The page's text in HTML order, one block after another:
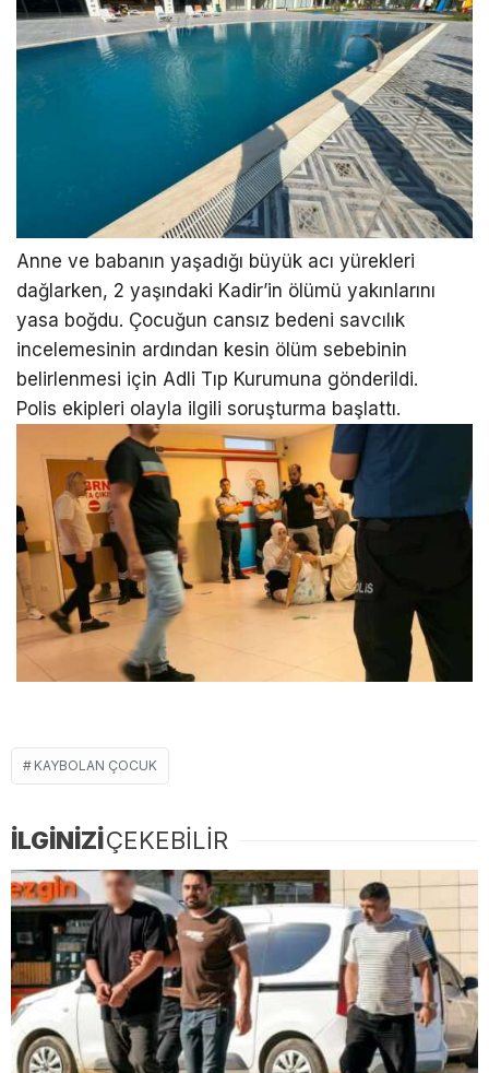
Anne ve babanın yaşadığı büyük acı yürekleri
dağlarken, 2 yaşındaki Kadir’in ölümü yakınlarını
yasa boğdu. Çocuğun cansız bedeni savcılık
incelemesinin ardından kesin ölüm sebebinin
belirlenmesi için Adli Tıp Kurumuna gönderildi.
Polis ekipleri olayla ilgili soruşturma başlattı.
KAYBOLAN ÇOCUK
İLGİNİZİÇEKEBİLİR